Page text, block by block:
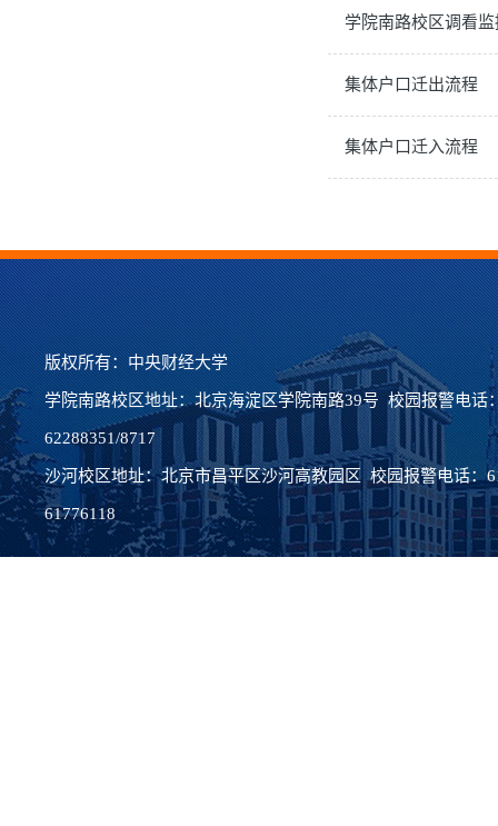
学院南路校区调看
集体户口迁出流程
集体户口迁入流程
版权所有：中央财经大学
学院南路校区地址：北京海淀区学院南路39号 校园报警电话
62288351/8717
沙河校区地址：北京市昌平区沙河高教园区 校园报警电话：
61776118